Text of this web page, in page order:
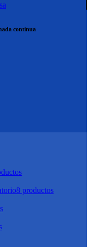
continua
8 productos